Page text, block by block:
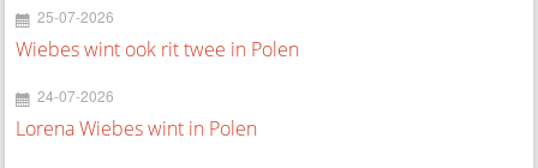
25-07-2026
Wiebes wint ook rit twee in Polen
24-07-2026
Lorena Wiebes wint in Polen